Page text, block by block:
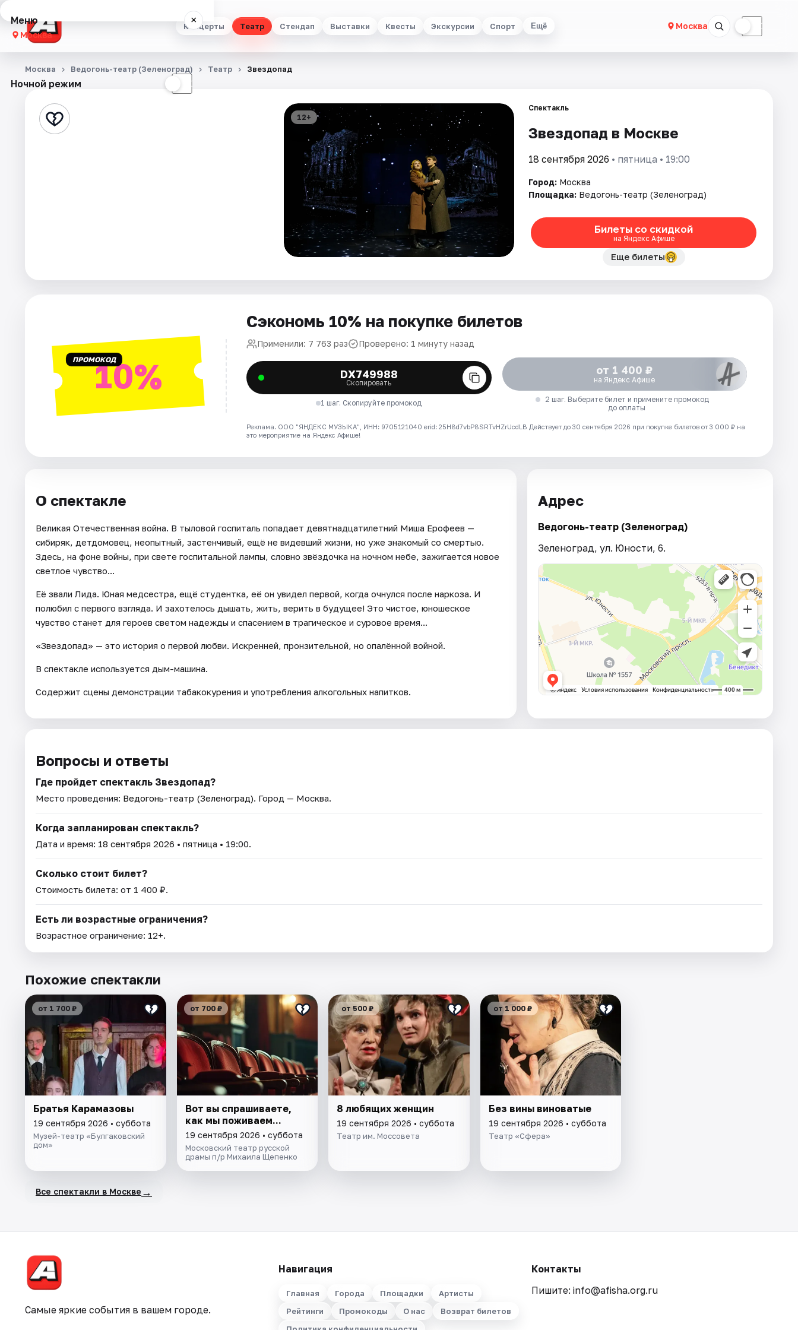
Концерты Театр Стендап Выставки Квесты Экскурсии Спорт Ещё Москва ☾
Меню ×
Москва
Концерты
Стендап
Артисты
Ночной режим ☾
Москва Ведогонь-театр (Зеленоград) Театр Звездопад
12+
Спектакль
Звездопад в Москве
18 сентября 2026 • пятница • 19:00
Город: Москва
Площадка: Ведогонь-театр (Зеленоград)
Билеты со скидкой
на Яндекс Афише
Еще билеты
ПРОМОКОД10%
Сэкономь 10% на покупке билетов
Применили: 7 763 раз Проверено: 1 минуту назад
DX749988
Скопировать
1 шаг. Скопируйте промокод
от 1 400 ₽
на Яндекс Афише
2 шаг. Выберите билет и примените промокод
до оплаты
Реклама. ООО "ЯНДЕКС МУЗЫКА", ИНН: 9705121040 erid: 25H8d7vbP8SRTvHZrUcdLB Действует до 30 сентября 2026 при покупке билетов от 3 000 ₽ на
это мероприятие на Яндекс Афише!
О спектакле
Великая Отечественная война. В тыловой госпиталь попадает девятнадцатилетний Миша Ерофеев —
сибиряк, детдомовец, неопытный, застенчивый, ещё не видевший жизни, но уже знакомый со смертью.
Здесь, на фоне войны, при свете госпитальной лампы, словно звёздочка на ночном небе, зажигается новое
светлое чувство...
Её звали Лида. Юная медсестра, ещё студентка, её он увидел первой, когда очнулся после наркоза. И
полюбил с первого взгляда. И захотелось дышать, жить, верить в будущее! Это чистое, юношеское
чувство станет для героев светом надежды и спасением в трагическое и суровое время...
«Звездопад» — это история о первой любви. Искренней, пронзительной, но опалённой войной.
В спектакле используется дым-машина.
Содержит сцены демонстрации табакокурения и употребления алкогольных напитков.
Адрес
Ведогонь-театр (Зеленоград)
Зеленоград, ул. Юности, 6.
Вопросы и ответы
Где пройдет спектакль Звездопад?
Место проведения: Ведогонь-театр (Зеленоград). Город — Москва.
Когда запланирован спектакль?
Дата и время: 18 сентября 2026 • пятница • 19:00.
Сколько стоит билет?
Стоимость билета: от 1 400 ₽.
Есть ли возрастные ограничения?
Возрастное ограничение: 12+.
Похожие спектакли
от 1 700 ₽
Братья Карамазовы
19 сентября 2026 • суббота
Музей-театр «Булгаковский
дом»
от 700 ₽
Вот вы спрашиваете,
как мы поживаем...
19 сентября 2026 • суббота
Московский театр русской
драмы п/р Михаила Щепенко
от 500 ₽
8 любящих женщин
19 сентября 2026 • суббота
Театр им. Моссовета
от 1 000 ₽
Без вины виноватые
19 сентября 2026 • суббота
Театр «Сфера»
Все спектакли в Москве →
Самые яркие события в вашем городе.
Навигация
Главная Города Площадки
Артисты
Рейтинги
Промокоды О нас
Возврат билетов
Контакты
Пишите: info@afisha.org.ru